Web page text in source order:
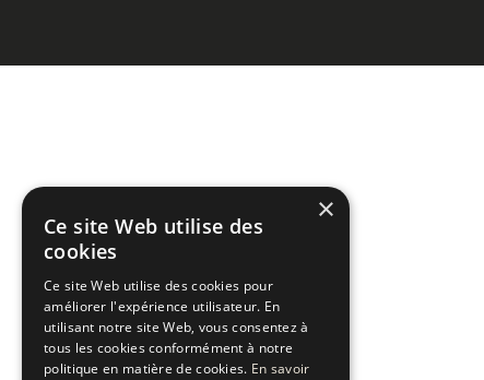
×
Ce site Web utilise des
cookies
Ce site Web utilise des cookies pour
améliorer l'expérience utilisateur. En
utilisant notre site Web, vous consentez à
tous les cookies conformément à notre
politique en matière de cookies. En savoir